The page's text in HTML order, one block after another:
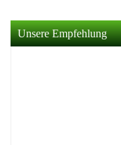
Unsere Empfehlung